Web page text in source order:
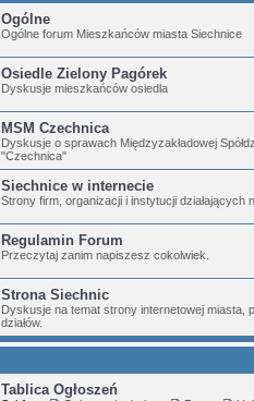
Ogólne
Ogólne forum Mieszkańców miasta Siechnice
Osiedle Zielony Pagórek
Dyskusje mieszkańców osiedla
MSM Czechnica
Dyskusje o sprawach Międzyzakładowej
"Czechnica"
Siechnice w internecie
Strony firm, organizacji i instytucji działających
Regulamin Forum
Przeczytaj zanim napiszesz cokolwiek.
Strona Siechnic
Dyskusje na temat strony internetowej miasta,
działów.
Tablica Ogłoszeń